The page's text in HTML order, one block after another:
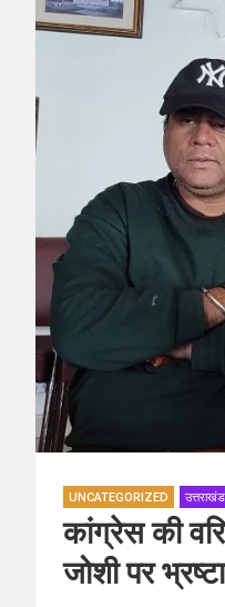
UNCATEGORIZED उत्तराखंड
कांग्रेस की
जोशी पर